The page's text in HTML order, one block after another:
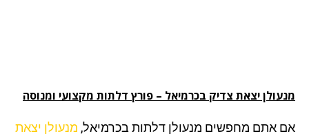
יצאת צדיק בכרמיאל– פורץ דלתות מקצועי ומנוסה
אתם מחפשים מנעולן דלתות בכרמיאל,מנעולן יצאת